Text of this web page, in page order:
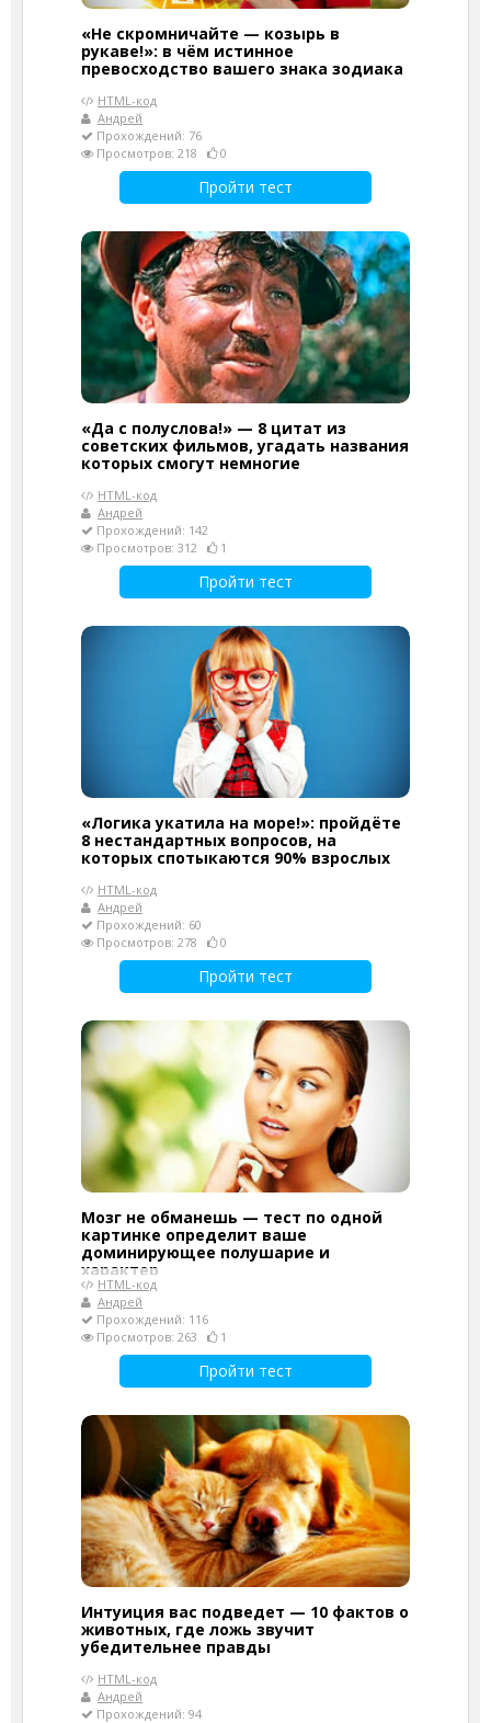
«Не скромничайте — козырь в
рукаве!»: в чём истинное
превосходство вашего знака зодиака
HTML-код
Андрей
Прохождений: 76
Просмотров: 218
0
Пройти тест
«Да с полуслова!» — 8 цитат из
советских фильмов, угадать названия
которых смогут немногие
HTML-код
Андрей
Прохождений: 142
Просмотров: 312
1
Пройти тест
«Логика укатила на море!»: пройдёте
8 нестандартных вопросов, на
которых спотыкаются 90% взрослых
HTML-код
Андрей
Прохождений: 60
Просмотров: 278
0
Пройти тест
Мозг не обманешь — тест по одной
картинке определит ваше
доминирующее полушарие и
характер
HTML-код
Андрей
Прохождений: 116
Просмотров: 263
1
Пройти тест
Интуиция вас подведет — 10 фактов о
животных, где ложь звучит
убедительнее правды
HTML-код
Андрей
Прохождений: 94